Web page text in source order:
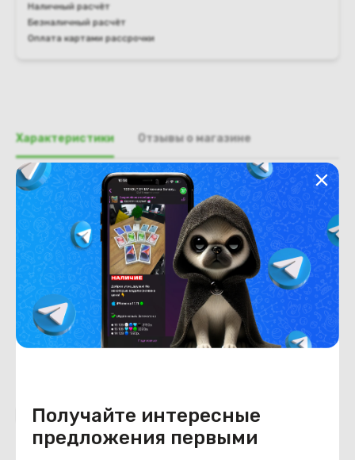
Получайте интересные
предложения первыми
Наличный расчёт
Безналичный расчёт
Оплата картами рассрочки
Характеристики Отзывы о магазине
Общая информация
Производитель
Asus
Тип товара
Петли
Состояние
Состояние удовлетворительное
Похожие товары